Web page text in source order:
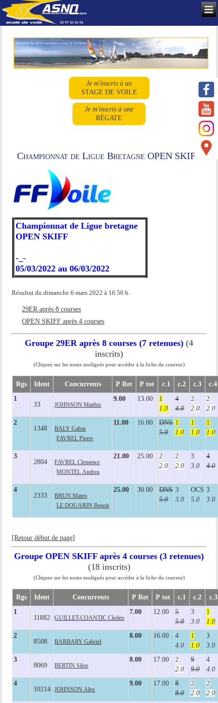
Je m'inscris à un
STAGE DE VOILE
Je m'inscris à une
RÉGATE
Championnat de Ligue Bretagne OPEN SKIFF
Championnat de Ligue bretagne
OPEN SKIFF
-_-
05/03/2022 au 06/03/2022
Résultat du dimanche 6 mars 2022 à 16.50 h.
29ER après 8 courses
OPEN SKIFF après 4 courses
Groupe 29ER après 8 courses (7 retenues) (4
inscrits)
(Cliquez sur les noms soulignés pour accéder à la fiche du coureur)
Rgs Ident Concurrents P Ret P tot c.1 c.2 c.3
c.4
1
33
JOHNSON Matthis
9.00 13.00
1
1.0
4
4.0
2
2.0
2
2.0
2
1348
BALY Gabin
FAVREL Pierre
11.00 16.00
DNS
5.0
1
1.0
1
1.0
1
1.0
3
2804
FAVREL Clemence
MONTEL Andrea
21.00 25.00
2
2.0
2
2.0
3
3.0
4
4.0
4
2333
BRUN Mateo
LE DOUARIN Benoit
25.00 30.00
DNS
5.0
3
3.0
OCS
5.0
3
3.0
[Retour début de page]
Groupe OPEN SKIFF après 4 courses (3 retenues)
(18 inscrits)
(Cliquez sur les noms soulignés pour accéder à la fiche du coureur)
Rgs Ident Concurrents P Ret P tot c.1 c.2
c.3
1
11882
GUILLET-COANTIC Cleden
7.00 12.00
5
5.0
3
3.0
1
1.0
2
8508
BARBARY Gabriel
8.00 16.00
4
4.0
1
1.0
3
3.0
3
8069
BERTIN Siloe
8.00 17.00
2
2.0
9
9.0
4
4.0
4
10214
JOHNSON Alex
9.00 17.00
8
8.0
2
2.0
2
2.0